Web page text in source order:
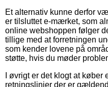
Et alternativ kunne derfor
er tilsluttet e-mærket, som
online webshoppen følger
tillige med at forretningen
som kender lovene på
støtte, hvis du møder
I øvrigt er det klogt at
retningslinjer der er